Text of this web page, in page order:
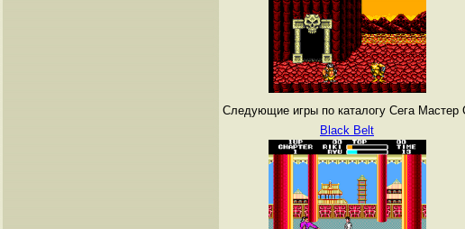
Следующие игры по каталогу Сега
Black Belt